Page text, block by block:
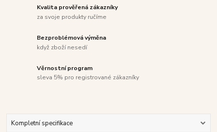
Kvalita prověřená zákazníky
za svoje produkty ručíme
Bezproblémová výměna
když zboží nesedí
Věrnostní program
sleva 5% pro registrované zákazníky
Kompletní specifikace